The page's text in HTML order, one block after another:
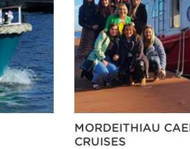
MORDEITHIAU
CRUISES